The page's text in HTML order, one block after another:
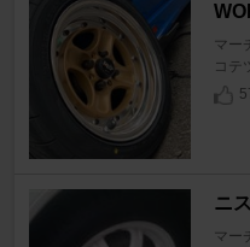
マー
コテ
ニ
マー